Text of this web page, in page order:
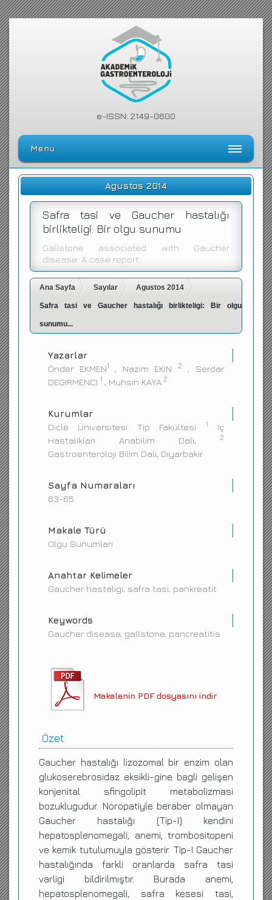
e-ISSN: 2149-0600
Menu
Ana Sayfa
Editörler Kurulu
Dergi Kılavuzu
Arama Yap
İletişim
Agustos 2014
Safra tasi ve Gaucher hastalığı
birlikteligi: Bir olgu sunumu
Gallstone associated with Gaucher
disease: A case report
Ana Sayfa Sayılar Agustos 2014
Safra tasi ve Gaucher hastalığı birlikteligi: Bir olgu
sunumu...
Yazarlar
Önder EKMEN1 , Nazim EKIN 2
, Serdar
DEGIRMENCI 1 , Muhsin KAYA 2
Kurumlar
Dicle Üniversitesi Tip Fakültesi
1
Iç
Hastaliklari Anabilim Dali,
2
Gastroenteroloji Bilim Dali, Diyarbakir
Sayfa Numaraları
63-65
Makale Türü
Olgu Sunumlari
Anahtar Kelimeler
Gaucher hastaligi, safra tasi, pankreatit
Keywords
Gaucher disease, gallstone, pancreatitis
Makalenin PDF dosyasını indir
Özet
Gaucher hastalığı lizozomal bir enzim olan
glukoserebrosidaz eksikli-gine bagli gelişen
konjenital sfingolipit metabolizmasi
bozuklugudur. Nöropatiyle beraber olmayan
Gaucher hastalığı (Tip-I) kendini
hepatosplenomegali, anemi, trombositopeni
ve kemik tutulumuyla gösterir. Tip-I Gaucher
hastalığında farkli oranlarda safra tasi
varligi bildirilmıştır. Burada anemi,
hepatosplenomegali, safra kesesi tasi,